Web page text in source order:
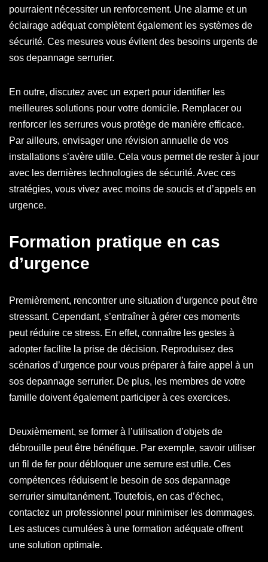
pourraient nécessiter un renforcement. Une alarme et un
éclairage adéquat complètent également les systèmes de
sécurité. Ces mesures vous évitent des besoins urgents de
sos depannage serrurier.
En outre, discutez avec un expert pour identifier les
meilleures solutions pour votre domicile. Remplacer ou
renforcer les serrures vous protège de manière efficace.
Par ailleurs, envisager une révision annuelle de vos
installations s’avère utile. Cela vous permet de rester à jour
avec les dernières technologies de sécurité. Avec ces
stratégies, vous vivez avec moins de soucis et d’appels en
urgence.
Formation pratique en cas
d’urgence
Premièrement, rencontrer une situation d’urgence peut être
stressant. Cependant, s’entraîner à gérer ces moments
peut réduire ce stress. En effet, connaître les gestes à
adopter facilite la prise de décision. Reproduisez des
scénarios d’urgence pour vous préparer à faire appel à un
sos depannage serrurier. De plus, les membres de votre
famille doivent également participer à ces exercices.
Deuxièmement, se former à l’utilisation d’objets de
débrouille peut être bénéfique. Par exemple, savoir utiliser
un fil de fer pour débloquer une serrure est utile. Ces
compétences réduisent le besoin de sos depannage
serrurier simultanément. Toutefois, en cas d’échec,
contactez un professionnel pour minimiser les dommages.
Les astuces cumulées à une formation adéquate offrent
une solution optimale.